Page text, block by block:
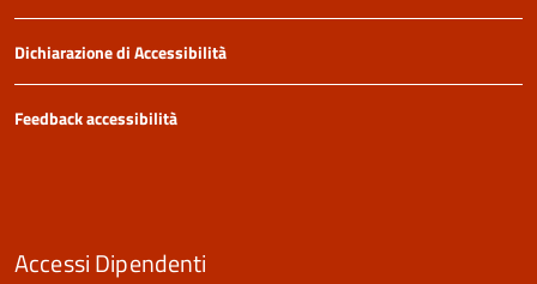
Dichiarazione di Accessibilità
Feedback accessibilità
Accessi Dipendenti